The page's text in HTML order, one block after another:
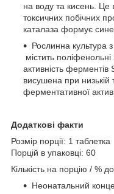
на воду та кисень. Це
токсичних побічних
каталаза формує
Рослинна культура
містить
активність ферментів
висушена при
ферментативної
Додаткові факти
Розмір порції: 1 таблетка
Порцій в упаковці: 60
Кількість на порцію / %
Неонатальний